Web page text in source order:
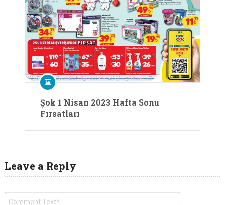
Şok 1 Nisan 2023 Hafta Sonu
Fırsatları
Leave a Reply